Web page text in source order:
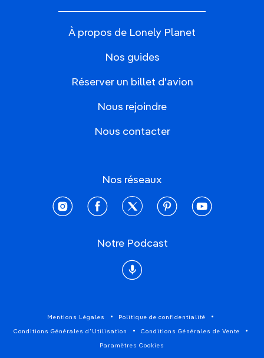
À propos de Lonely Planet
Nos guides
Réserver un billet d'avion
Nous rejoindre
Nous contacter
Nos réseaux
instagramfacebooktwitter pinterestyoutube
Notre Podcast
Podcast
Mentions Légales Politique de confidentialité
Conditions Générales d'Utilisation Conditions Générales de Vente
Paramètres Cookies